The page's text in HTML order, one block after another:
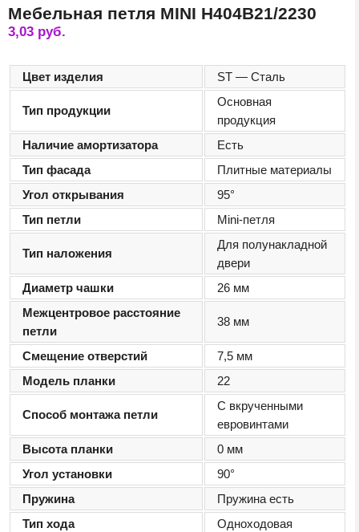
Мебельная петля MINI H404B21/2230
3,03 руб.
Цвет изделия ST — Сталь
Тип продукции
Основная
продукция
Наличие амортизатора
Есть
Тип фасада
Плитные материалы
Угол открывания
95°
Тип петли
Mini-петля
Тип наложения
Для полунакладной
двери
Диаметр чашки
26 мм
Межцентровое расстояние
петли
38 мм
Смещение отверстий
7,5 мм
Модель планки
22
Способ монтажа петли
С вкрученными
евровинтами
Высота планки
0 мм
Угол установки
90°
Пружина
Пружина есть
Тип хода
Одноходовая